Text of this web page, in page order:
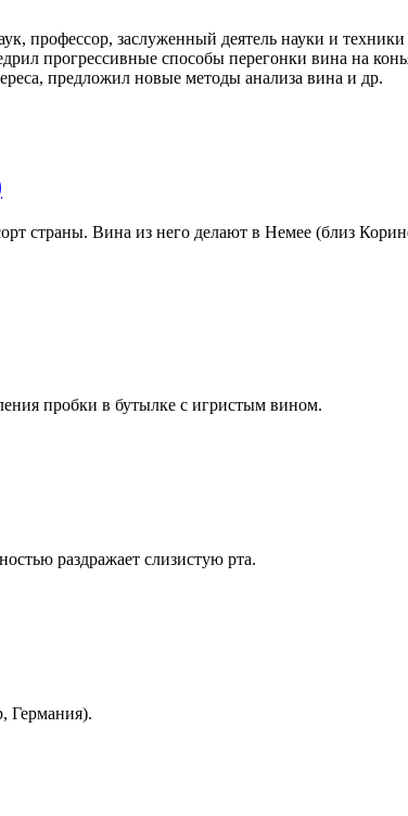
профессор, заслуженный деятель науки и
прогрессивные способы перегонки вина на
предложил новые методы анализа вина и др.
страны. Вина из него делают в Немее (близ
пробки в бутылке с игристым вином.
раздражает слизистую рта.
Германия).